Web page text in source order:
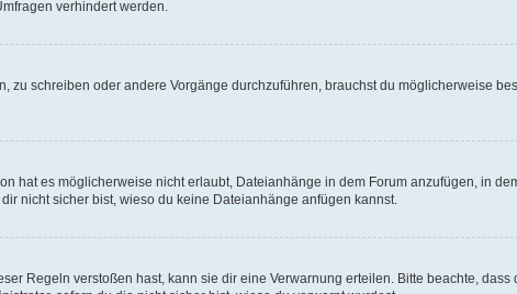
verhindert werden.
schreiben oder andere Vorgänge durchzuführen, brauchst du möglicherweise
es möglicherweise nicht erlaubt, Dateianhänge in dem Forum anzufügen, in
nicht sicher bist, wieso du keine Dateianhänge anfügen kannst.
Regeln verstoßen hast, kann sie dir eine Verwarnung erteilen. Bitte beachte,